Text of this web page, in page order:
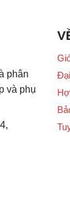
phân
và phụ